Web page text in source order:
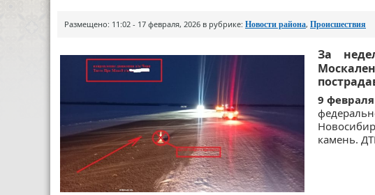
Размещено: 11:02 - 17 февраля, 2026 в рубрике: Новости района, Происшествия
За
9
камень.